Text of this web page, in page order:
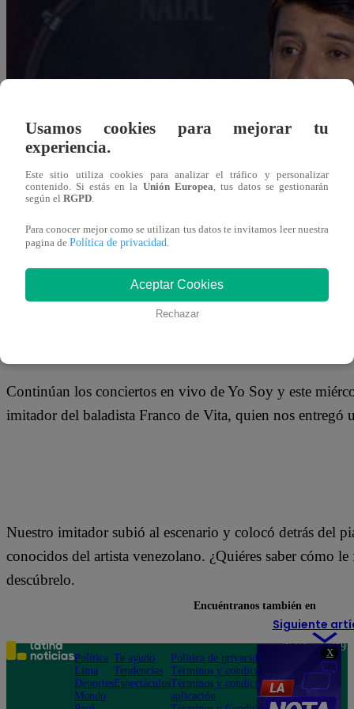
X
Redacción Latina
Continúan los conciertos en vivo de Yo Soy y este
imitador del baladista Franco de Vita, quien nos entregó
Nuestro imitador subió al escenario y colocó detrás del
conocidos del artista venezolano. ¿Quiéres saber cómo
descúbrelo.
Siguiente
Usamos cookies para mejorar tu
experiencia.
Este sitio utiliza cookies para analizar el tráfico y personalizar
contenido. Si estás en la Unión Europea , tus datos se gestionarán
según el RGPD
Para conocer mejor como se utilizan tus datos te invitamos leer nuestra
pagina de Política de privacidad
Aceptar Cookies
Rechazar
Encuéntranos también en
Política
Lima
Deportes
Mundo
Te ayudo
Tendencias
Espectáculos
Política de privacidad
Términos y condiciones
Términos y condiciones
aplicación
Teléfono: 219
Av. San
Felipe 968
Jesús María